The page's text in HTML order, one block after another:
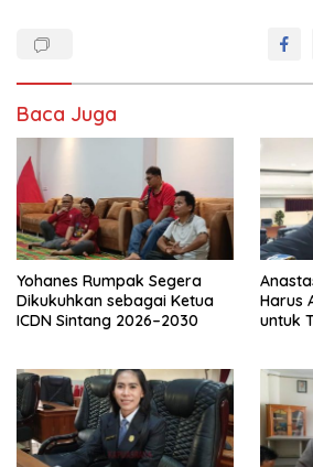
Baca Juga
Yohanes Rumpak Segera
Dikukuhkan sebagai Ketua
ICDN Sintang 2026–2030
Harus
untuk